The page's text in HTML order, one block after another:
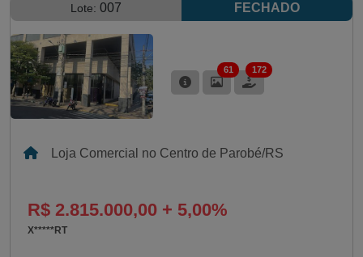
Lote: 007 FECHADO
61 172
Loja Comercial no Centro de Parobé/RS
R$ 2.815.000,00 + 5,00%
X*****RT